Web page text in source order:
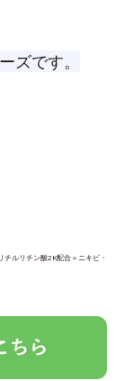
ズです。
ルリチン酸2K配合＝ニキビ・